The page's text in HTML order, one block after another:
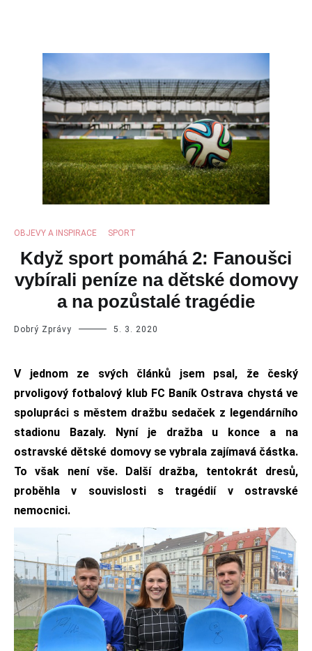
OBJEVY A INSPIRACE SPORT
Když sport pomáhá 2: Fanoušci
vybírali peníze na dětské domovy
a na pozůstalé tragédie
Dobrý Zprávy 5. 3. 2020
V jednom ze svých článků jsem psal, že český
prvoligový fotbalový klub FC Baník Ostrava chystá ve
spolupráci s městem dražbu sedaček z legendárního
stadionu Bazaly. Nyní je dražba u konce a na
ostravské dětské domovy se vybrala zajímavá částka.
To však není vše. Další dražba, tentokrát dresů,
proběhla v souvislosti s tragédií v ostravské
nemocnici.